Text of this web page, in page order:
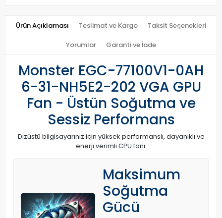
Ürün Açıklaması Teslimat ve Kargo Taksit Seçenekleri
Yorumlar Garanti ve İade
Monster EGC-77100V1-0AH
6-31-NH5E2-202 VGA GPU
Fan - Üstün Soğutma ve
Sessiz Performans
Dizüstü bilgisayarınız için yüksek performanslı, dayanıklı ve
enerji verimli CPU fanı.
Maksimum
Soğutma
Gücü